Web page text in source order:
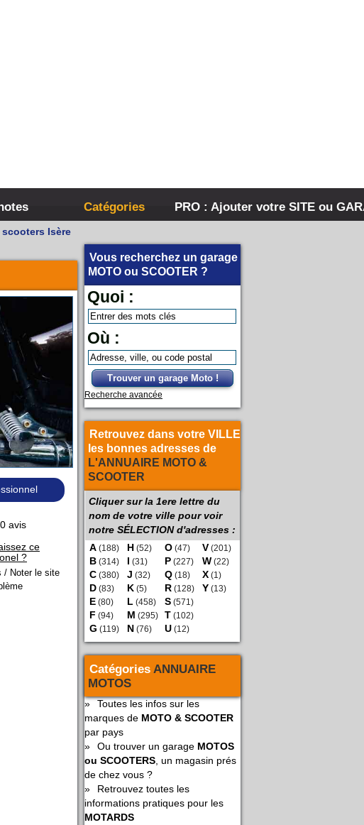
Catégories PRO : Ajouter votre SITE ou
Vous recherchez un garage
MOTO ou SCOOTER ?
Quoi :
Où :
Trouver un garage Moto !
Recherche avancée
Retrouvez dans votre VILLE
les bonnes adresses de
L'ANNUAIRE MOTO &
SCOOTER
Cliquer sur la 1ere lettre du
nom de votre ville pour voir
notre SÉLECTION d'adresses :
A (188)
B (314)
C (380)
D (83)
E (80)
F (94)
G (119)
H (52)
I (31)
J (32)
K (5)
L (458)
M (295)
N (76)
O (47)
P (227)
Q (18)
R (128)
S (571)
T (102)
U (12)
V (201)
W (22)
X (1)
Y (13)
Catégories ANNUAIRE
MOTOS
»
Toutes les infos sur les
marques de MOTO & SCOOTER
par pays
»
Ou trouver un garage MOTOS
ou SCOOTERS , un magasin prés
de chez vous ?
»
Retrouvez toutes les
informations pratiques pour les
MOTARDS
Isère
0avis
ce
?
/ Noter le site